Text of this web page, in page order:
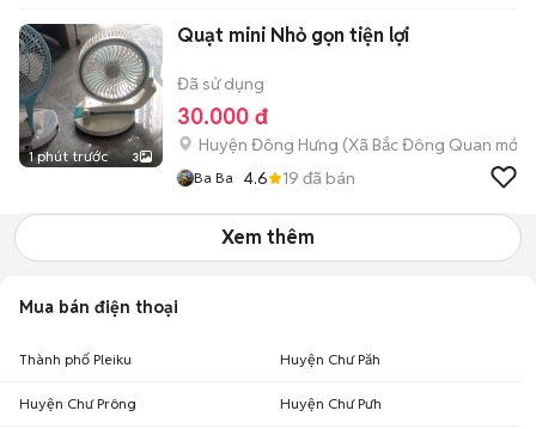
1 phút trước 3
Quạt mini Nhỏ gọn tiện lợi
Đã sử dụng
30.000 đ
Huyện Đông Hưng (Xã Bắc Đông Quan mới)
Ba Ba 4.6 19 đã bán
Xem thêm
Mua bán điện thoại
Thành phố Pleiku Huyện Chư Păh
Huyện Chư Prông Huyện Chư Pưh